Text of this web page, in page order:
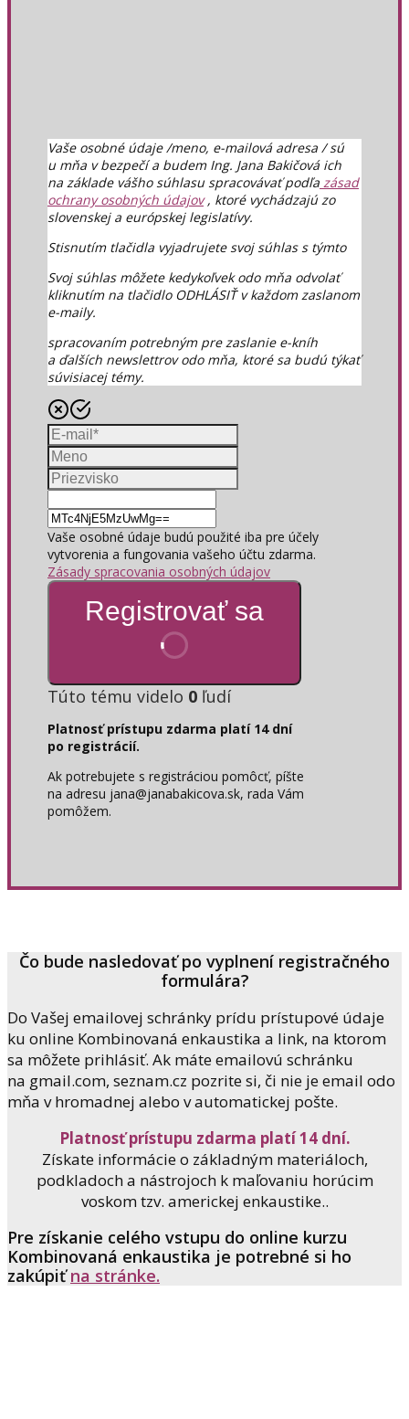
Vaše osobné údaje /meno, e-mailová adresa / sú
u mňa v bezpečí a budem Ing. Jana Bakičová ich
na základe vášho súhlasu spracovávať podľa zásad
ochrany osobných údajov, ktoré vychádzajú zo
slovenskej a európskej legislatívy.
Stisnutím tlačidla vyjadrujete svoj súhlas s týmto
Svoj súhlas môžete kedykoľvek odo mňa odvolať
kliknutím na tlačidlo ODHLÁSIŤ v každom zaslanom
e-maily.
spracovaním potrebným pre zaslanie e-kníh
a ďalších newslettrov odo mňa, ktoré sa budú týkať
súvisiacej témy.
Vaše osobné údaje budú použité iba pre účely
vytvorenia a fungovania vašeho účtu zdarma.
Zásady spracovania osobných údajov
Registrovať sa
Túto tému videlo 0 ľudí
Platnosť prístupu zdarma platí 14 dní
po registrácií.
Ak potrebujete s registráciou pomôcť, píšte
na adresu jana@janabakicova.sk, rada Vám
pomôžem.
Čo bude nasledovať po vyplnení registračného
formulára?
Do Vašej emailovej schránky prídu prístupové údaje
ku online Kombinovaná enkaustika a link, na ktorom
sa môžete prihlásiť. Ak máte emailovú schránku
na gmail.com, seznam.cz pozrite si, či nie je email odo
mňa v hromadnej alebo v automatickej pošte.
Platnosť prístupu zdarma platí 14 dní.
Získate informácie o základným materiáloch,
podkladoch a nástrojoch k maľovaniu horúcim
voskom tzv. americkej enkaustike..
Pre získanie celého vstupu do online kurzu
Kombinovaná enkaustika je potrebné si ho
zakúpiťna stránke.